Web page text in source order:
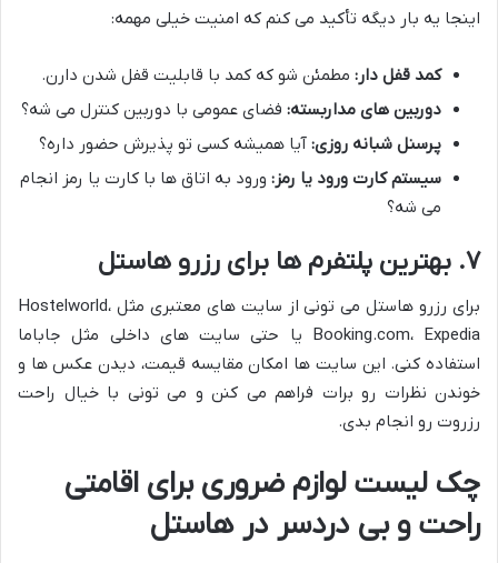
اینجا یه بار دیگه تأکید می کنم که امنیت خیلی مهمه:
کمد قفل دار: مطمئن شو که کمد با قابلیت قفل شدن دارن.
دوربین های مداربسته: فضای عمومی با دوربین کنترل می شه؟
پرسنل شبانه روزی: آیا همیشه کسی تو پذیرش حضور داره؟
سیستم کارت ورود یا رمز: ورود به اتاق ها با کارت یا رمز انجام
می شه؟
۷. بهترین پلتفرم ها برای رزرو هاستل
برای رزرو هاستل می تونی از سایت های معتبری مثل Hostelworld،
Booking.com، Expedia یا حتی سایت های داخلی مثل جاباما
استفاده کنی. این سایت ها امکان مقایسه قیمت، دیدن عکس ها و
خوندن نظرات رو برات فراهم می کنن و می تونی با خیال راحت
رزروت رو انجام بدی.
چک لیست لوازم ضروری برای اقامتی
راحت و بی دردسر در هاستل